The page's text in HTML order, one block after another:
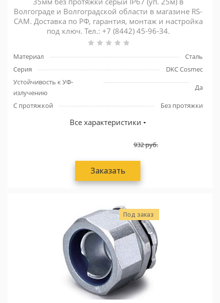
Волгограде и Волгоградской области в магазине RS-
CAM. Доставка по РФ, гарантия, монтаж и настройка
под ключ. Тел.: +7 (8442) 45-96-34.
Материал
Сталь
Серия
DKC Cosmec
Устойчивость к УФ-
излучению
Да
С протяжкой Без протяжки
Все характеристики
932руб.
Заказать
Под заказ